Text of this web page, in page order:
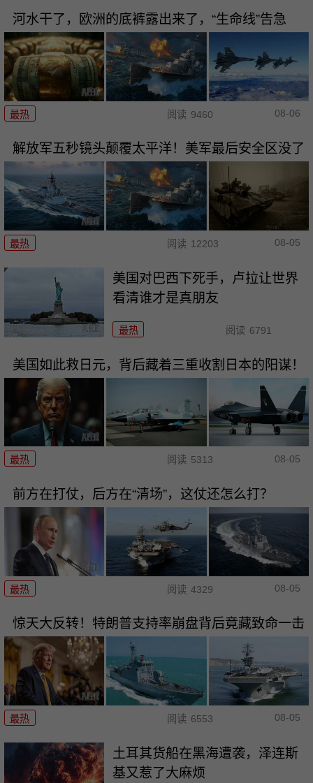
河水干了，欧洲的底裤露出来了，“生命线”告急
最热 阅读 9460 08-06
解放军五秒镜头颠覆太平洋！美军最后安全区没了
最热 阅读 12203 08-05
美国对巴西下死手，卢拉让世界
看清谁才是真朋友
最热 阅读 6791
美国如此救日元，背后藏着三重收割日本的阳谋！
最热 阅读 5313 08-05
前方在打仗，后方在“清场”，这仗还怎么打？
最热 阅读 4329 08-05
惊天大反转！特朗普支持率崩盘背后竟藏致命一击
最热 阅读 6553 08-05
土耳其货船在黑海遭袭，泽连斯
基又惹了大麻烦